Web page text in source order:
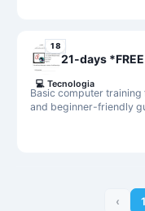
18
Basic computer
and beginner-friendly
💻 Tecnologia
‹ 1